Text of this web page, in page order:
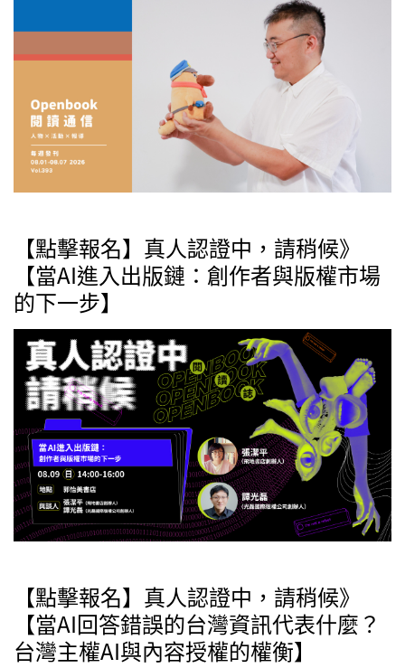
【點擊報名】真人認證中，請稍候》
【當AI進入出版鏈：創作者與版權市場
的下一步】
【點擊報名】真人認證中，請稍候》
【當AI回答錯誤的台灣資訊代表什麼？
台灣主權AI與內容授權的權衡】